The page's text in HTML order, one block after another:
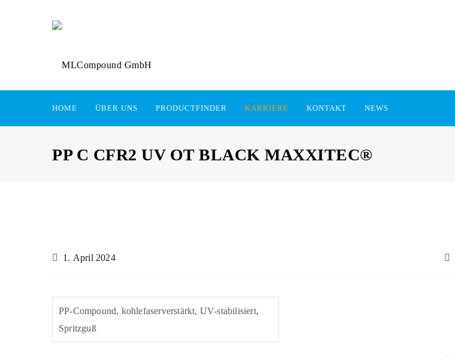
HOME ÜBER UNS PRODUCTFINDER KARRIERE KONTAKT NEWS
PP C CFR2 UV OT BLACK MAXXITEC®
1. April 2024
PP-Compound, kohlefaserverstärkt, UV-stabilisiert,
Spritzguß